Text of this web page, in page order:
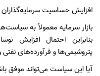
افزایش حساسیت سرمایه‌گذاران
بازار سرمایه معمولاً به
بنابراین احتمال افزایش
پتروشیمی‌ها و فرآورده‌های نفتی
آیا این سیاست می‌تواند موفق